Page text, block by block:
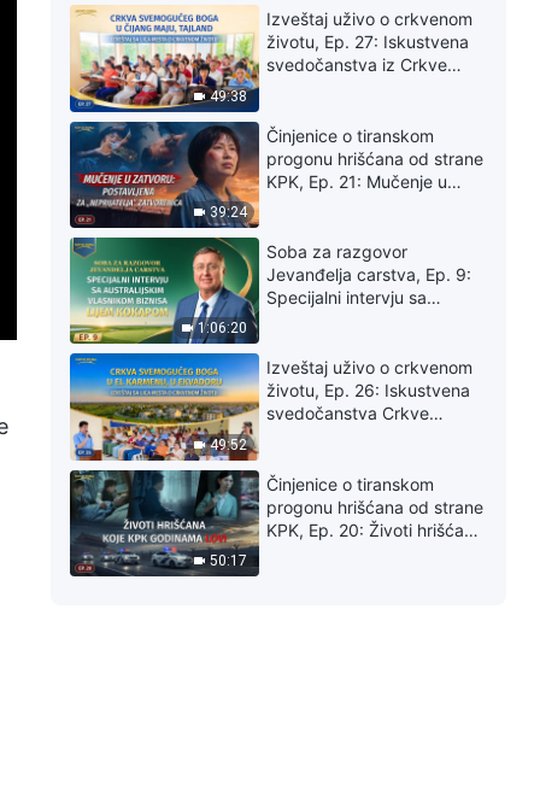
49:38
Izveštaj uživo o crkvenom
životu, Ep. 27: Iskustvena
svedočanstva iz Crkve
suda je tako dragoceno
39:24
Činjenice o tiranskom
progonu hrišćana od strane
KPK, Ep. 21: Mučenje u
1:06:20
Soba za razgovor
Jevanđelja carstva, Ep. 9:
Specijalni intervju sa
49:52
Izveštaj uživo o crkvenom
životu, Ep. 26: Iskustvena
svedočanstva Crkve
Konačno pronalaženje puta
za očišćenje od greha
50:17
Činjenice o tiranskom
progonu hrišćana od strane
KPK, Ep. 20: Životi hrišćana